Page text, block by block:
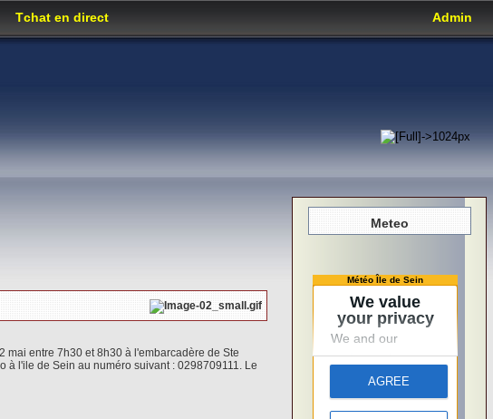
Admin
Tchat en direct
entre 7h30 et 8h30 à l'embarcadère de Ste
à l'ile de Sein au numéro suivant : 0298709111. Le
Meteo
Météo Île de Sein